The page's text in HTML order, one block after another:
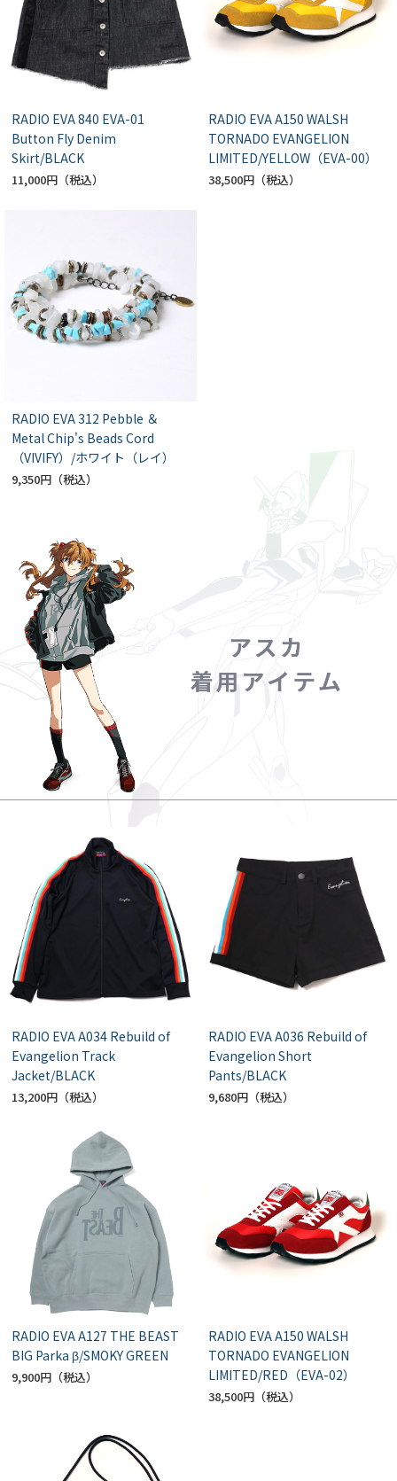
RADIO EVA 840 EVA-01
Button Fly Denim
Skirt/BLACK
11,000円
RADIO EVA A150 WALSH
TORNADO EVANGELION
LIMITED/YELLOW（EVA-00）
38,500円
RADIO EVA 312 Pebble ＆
Metal Chip's Beads Cord
（VIVIFY）/ホワイト（レイ）
9,350円
RADIO EVA A034 Rebuild of
Evangelion Track
Jacket/BLACK
13,200円
RADIO EVA A036 Rebuild of
Evangelion Short
Pants/BLACK
9,680円
RADIO EVA A127 THE BEAST
BIG Parka β/SMOKY GREEN
9,900円
RADIO EVA A150 WALSH
TORNADO EVANGELION
LIMITED/RED（EVA-02）
38,500円